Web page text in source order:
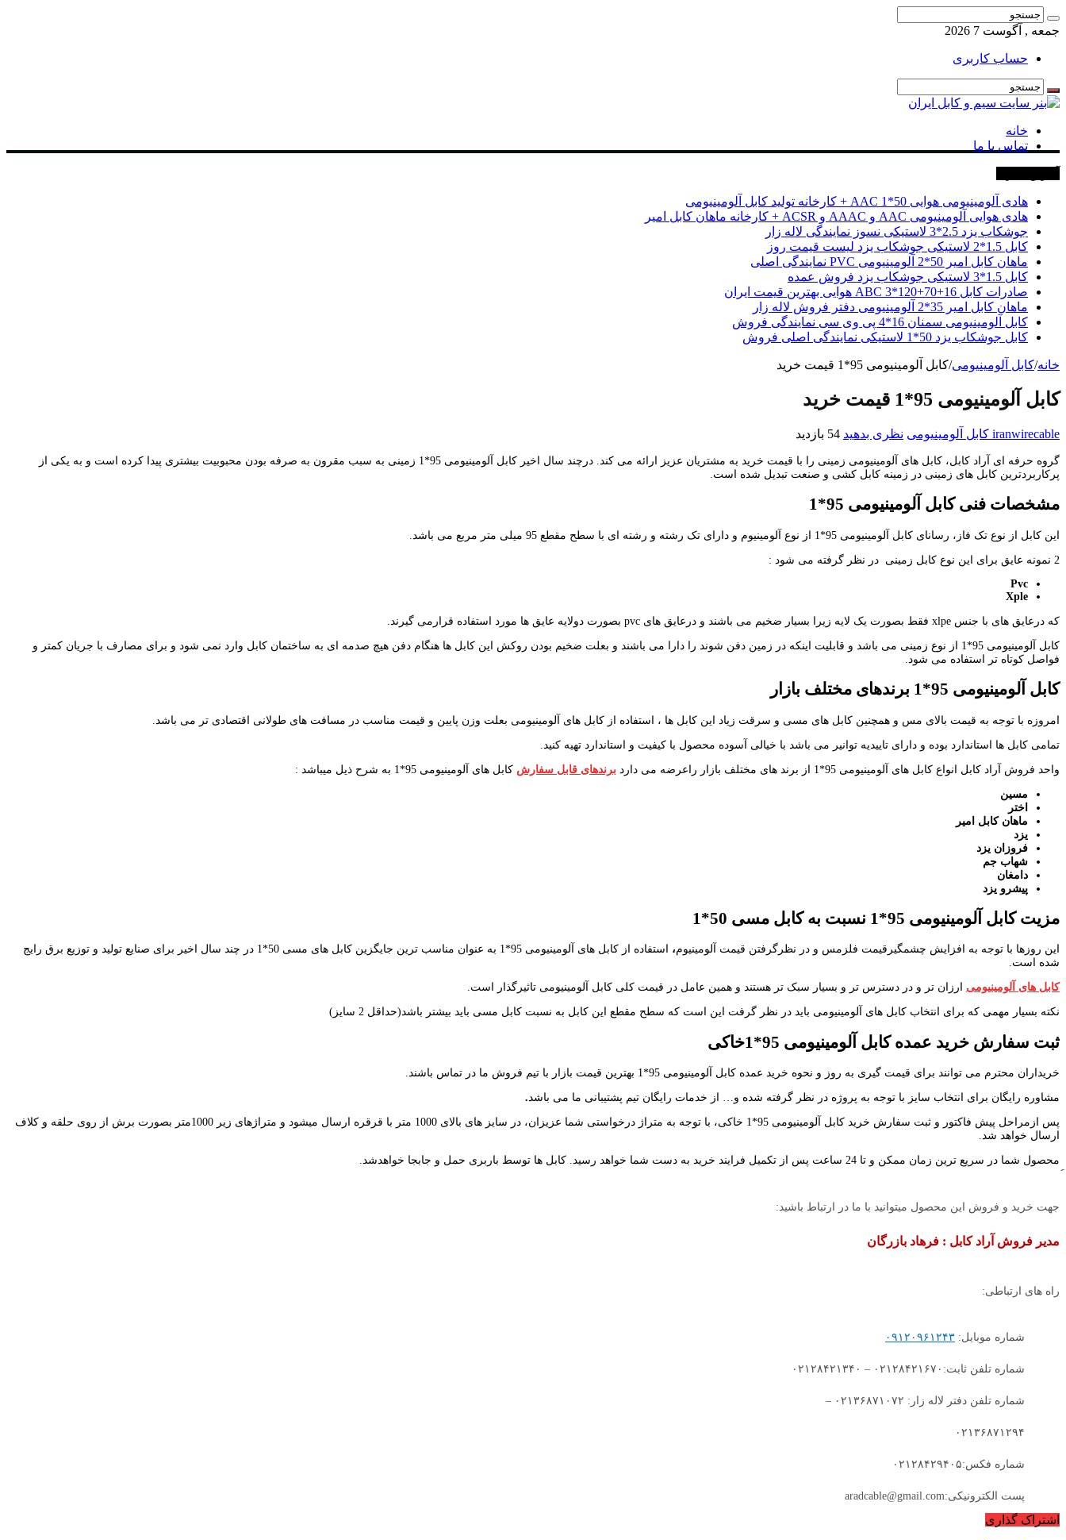
جمعه , آگوست 7 2026
حساب کاربری
خانه
تماس با ما
هادی آلومینیومی هوایی 50*1 AAC + کارخانه تولید کابل آلومینیومی
هادی هوایی آلومینیومی AAC و AAAC و ACSR + کارخانه ماهان کابل امیر
جوشکاب یزد 2.5*3 لاستیکی نسوز نمایندگی لاله زار
کابل 1.5*2 لاستیکی جوشکاب یزد لیست قیمت روز
ماهان کابل امیر 50*2 آلومینیومی PVC نمایندگی اصلی
کابل 1.5*3 لاستیکی جوشکاب یزد فروش عمده
صادرات کابل 16+70+120*3 ABC هوایی بهترین قیمت ایران
ماهان کابل امیر 35*2 آلومینیومی دفتر فروش لاله زار
کابل آلومینیومی سمنان 16*4 پی وی سی نمایندگی فروش
کابل جوشکاب یزد 50*1 لاستیکی نمایندگی اصلی فروش
خانه/کابل آلومینیومی/کابل آلومینیومی 95*1 قیمت خرید
کابل آلومینیومی 95*1 قیمت خرید
iranwirecable کابل آلومینیومی نظری بدهید 54 بازدید
گروه حرفه ای آراد کابل، کابل های آلومینیومی زمینی را با قیمت خرید به مشتریان عزیز ارائه می کند. درچند سال اخیر کابل آلومینیومی 95*1 زمینی به سبب مقرون به صرفه بودن محبوبیت بیشتری پیدا کرده است و به یکی از
پرکاربردترین کابل های زمینی در زمینه کابل کشی و صنعت تبدیل شده است.
مشخصات فنی کابل آلومینیومی 95*1
این کابل از نوع تک فاز، رسانای کابل آلومینیومی 95*1 از نوع آلومینیوم و دارای تک رشته و رشته ای با سطح مقطع 95 میلی متر مربع می باشد.
2 نمونه عایق برای این نوع کابل زمینی در نظر گرفته می شود :
Pvc
Xple
که درعایق های با جنس xlpe فقط بصورت یک لایه زیرا بسیار ضخیم می باشند و درعایق های pvc بصورت دولایه عایق ها مورد استفاده قرارمی گیرند.
کابل آلومینیومی 95*1 از نوع زمینی می باشد و قابلیت اینکه در زمین دفن شوند را دارا می باشند و بعلت ضخیم بودن روکش این کابل ها هنگام دفن هیچ صدمه ای به ساختمان کابل وارد نمی شود و برای مصارف با جریان کمتر و
فواصل کوتاه تر استفاده می شود.
کابل آلومینیومی 95*1 برندهای مختلف بازار
امروزه با توجه به قیمت بالای مس و همچنین کابل های مسی و سرقت زیاد این کابل ها ، استفاده از کابل های آلومینیومی بعلت وزن پایین و قیمت مناسب در مسافت های طولانی اقتصادی تر می باشد.
تمامی کابل ها استاندارد بوده و دارای تاییدیه توانیر می باشد با خیالی آسوده محصول با کیفیت و استاندارد تهیه کنید.
واحد فروش آراد کابل انواع کابل های آلومینیومی 95*1 از برند های مختلف بازار راعرضه می دارد برندهای قابل سفارش کابل های آلومینیومی 95*1 به شرح ذیل میباشد :
مسین
اختر
ماهان کابل امیر
یزد
فروزان یزد
شهاب جم
دامغان
پیشرو یزد
مزیت کابل آلومینیومی 95*1 نسبت به کابل مسی 50*1
این روزها با توجه به افزایش چشمگیرقیمت فلزمس و در نظرگرفتن قیمت آلومینیوم،
استفاده از کابل های آلومینیومی 95*1 به عنوان مناسب ترین جایگزین کابل های مسی 50*1 در چند سال اخیر برای صنایع تولید و توزیع برق رایج
شده است.
کابل های آلومینیومی ارزان تر و در دسترس تر و بسیار سبک تر هستند و همین عامل در قیمت کلی کابل آلومینیومی تاثیرگذار است.
نکته بسیار مهمی که برای انتخاب کابل های آلومینیومی باید در نظر گرفت این است که سطح مقطع این کابل به نسبت کابل مسی باید بیشتر باشد(حداقل 2 سایز)
ثبت سفارش خرید عمده کابل آلومینیومی 95*1خاکی
خریداران محترم می توانند برای قیمت گیری به روز و نحوه خرید عمده کابل آلومینیومی 95*1 بهترین قیمت بازار با تیم فروش ما در تماس باشند.
مشاوره رایگان برای انتخاب سایز با توجه به پروژه در نظر گرفته شده و… از خدمات رایگان تیم پشتیبانی ما می باشد.
پس ازمراحل پیش فاکتور و ثبت سفارش خرید کابل آلومینیومی 95*1 خاکی، با توجه به متراژ درخواستی شما عزیزان، در سایز های بالای 1000 متر با قرقره ارسال میشود و متراژهای زیر 1000متر بصورت برش از روی حلقه و کلاف
ارسال خواهد شد.
محصول شما در سریع ترین زمان ممکن و تا 24 ساعت پس از تکمیل فرایند خرید به دست شما خواهد رسید. کابل ها توسط باربری حمل و جابجا خواهدشد.
جهت خرید و فروش این محصول میتوانید با ما در ارتباط باشید:
مدیر فروش آراد کابل : فرهاد بازرگان
راه های ارتباطی:
شماره موبایل: ۰۹۱۲۰۹۶۱۲۴۳
شماره تلفن ثابت:۰۲۱۲۸۴۲۱۶۷۰ – ۰۲۱۲۸۴۲۱۳۴۰
شماره تلفن دفتر لاله زار: ۰۲۱۳۶۸۷۱۰۷۲ –
۰۲۱۳۶۸۷۱۲۹۴
شماره فکس:۰۲۱۲۸۴۲۹۴۰۵
پست الکترونیکی:aradcable@gmail.com
اشتراک گذاری